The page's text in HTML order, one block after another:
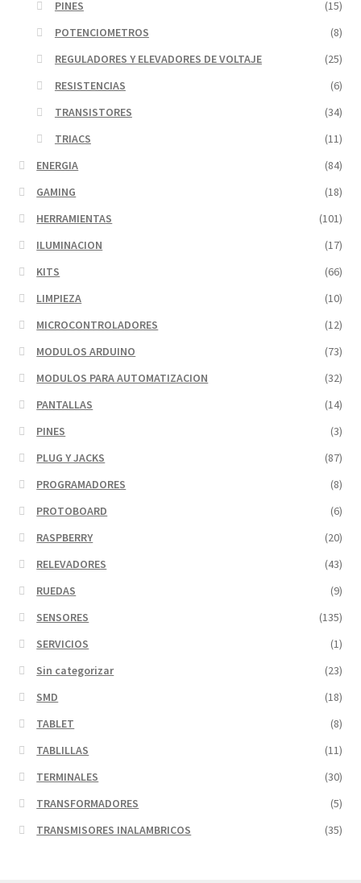
PINES
(15)
POTENCIOMETROS
(8)
REGULADORES Y ELEVADORES DE VOLTAJE
(25)
RESISTENCIAS
(6)
TRANSISTORES
(34)
TRIACS
(11)
ENERGIA
(84)
GAMING
(18)
HERRAMIENTAS
(101)
ILUMINACION
(17)
KITS
(66)
LIMPIEZA
(10)
MICROCONTROLADORES
(12)
MODULOS ARDUINO
(73)
MODULOS PARA AUTOMATIZACION
(32)
PANTALLAS
(14)
PINES
(3)
PLUG Y JACKS
(87)
PROGRAMADORES
(8)
PROTOBOARD
(6)
RASPBERRY
(20)
RELEVADORES
(43)
RUEDAS
(9)
SENSORES
(135)
SERVICIOS
(1)
Sin categorizar
(23)
SMD
(18)
TABLET
(8)
TABLILLAS
(11)
TERMINALES
(30)
TRANSFORMADORES
(5)
TRANSMISORES INALAMBRICOS
(35)